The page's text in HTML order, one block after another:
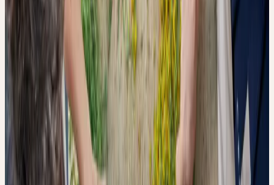
WAS PASSIERT, WENN EINE PFLANZE ZU LANGE
Das Ergebnis des Oxidationsstresstests ist eindeutig: Bereits 30
Minuten Luftkontakt nach dem Mahlen führen bei allen vier
getesteten Pflanzen zu einem messbaren Rückgang der
antioxidativen Aktivität. Bei Echinacea beträgt dieser Rückgang
44 %, bei Pfefferminze 43 %. Johanniskraut verliert 20 % seiner
antioxidativen Aktivität, Ginkgo erweist sich mit 10 % als
vergleichsweise robust.
30 Minuten Luftkontakt nach dem Mahlen können die